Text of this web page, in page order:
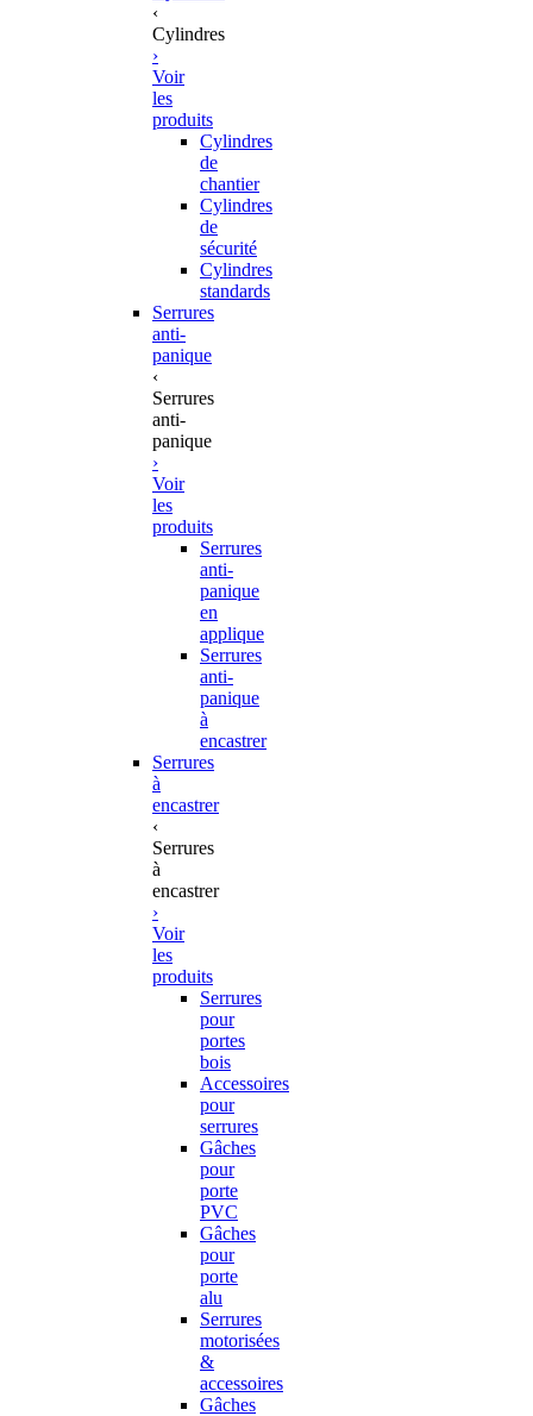
‹
Cylindres
›
Voir
les
produits
Cylindres
de
chantier
Cylindres
de
sécurité
Cylindres
standards
Serrures
anti-
panique
‹
Serrures
anti-
panique
›
Voir
les
produits
Serrures
anti-
panique
en
applique
Serrures
anti-
panique
à
encastrer
Serrures
à
encastrer
‹
Serrures
à
encastrer
›
Voir
les
produits
Serrures
pour
portes
bois
Accessoires
pour
serrures
Gâches
pour
porte
PVC
Gâches
pour
porte
alu
Serrures
motorisées
&
accessoires
Gâches